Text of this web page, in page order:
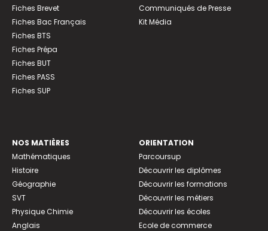
Fiches Brevet
Fiches Bac Français
Fiches BTS
Fiches Prépa
Fiches BUT
Fiches PASS
Fiches SUP
Communiqués de Presse
Kit Média
NOS MATIÈRES
Mathématiques
Histoire
Géographie
SVT
Physique Chimie
Anglais
ORIENTATION
Parcoursup
Découvrir les diplômes
Découvrir les formations
Découvrir les métiers
Découvrir les écoles
Ecole de commerce